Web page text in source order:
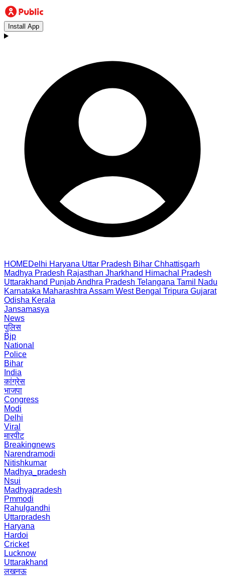
Install App
HOMEDelhi Haryana Uttar Pradesh Bihar Chhattisgarh
Madhya Pradesh Rajasthan Jharkhand Himachal Pradesh
Uttarakhand PunjabAndhra Pradesh Telangana Tamil Nadu
Karnataka Maharashtra Assam West Bengal Tripura Gujarat
Odisha Kerala
Jansamasya
News
पुलिस
Bjp
National
Police
Bihar
India
कांग्रेस
भाजपा
Congress
Modi
Delhi
Viral
मारपीट
Breakingnews
Narendramodi
Nitishkumar
Madhya_pradesh
Nsui
Madhyapradesh
Pmmodi
Rahulgandhi
Uttarpradesh
Haryana
Hardoi
Cricket
Lucknow
Uttarakhand
लखनऊ